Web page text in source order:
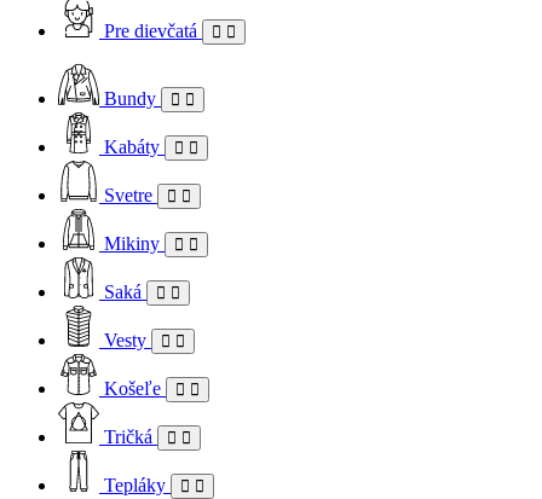
Pre dievčatá
Bundy
Kabáty
Svetre
Mikiny
Saká
Vesty
Košeľe
Tričká
Tepláky